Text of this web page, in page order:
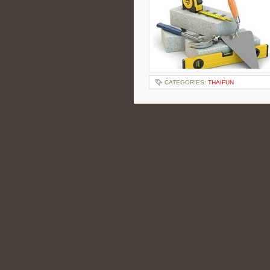
CATEGORIES: THAIFUN